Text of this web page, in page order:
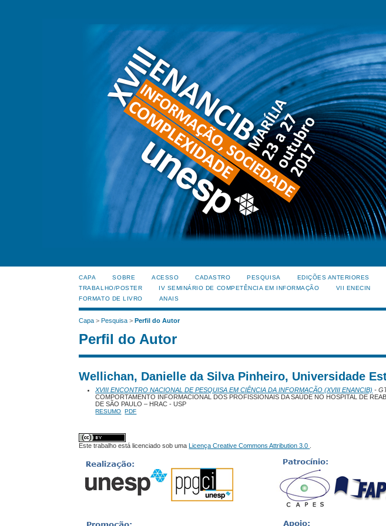
CAPA SOBRE ACESSO CADASTRO PESQUISA EDIÇÕES ANTERIORES
TRABALHO/POSTER
IV SEMINÁRIO DE COMPETÊNCIA EM INFORMAÇÃO VII ENECIN
FORMATO DE LIVRO
ANAIS
Capa >Pesquisa >Perfil do Autor
Perfil do Autor
Wellichan, Danielle da Silva Pinheiro, Universidade
XVIII ENCONTRO NACIONAL DE PESQUISA EM CIÊNCIA DA INFORMAÇÃO (XVIII ENANCIB) -
COMPORTAMENTO INFORMACIONAL DOS PROFISSIONAIS DA SAÚDE NO HOSPITAL DE
DE SÃO PAULO – HRAC - USP
RESUMO PDF
Este trabalho está licenciado sob uma Licença Creative Commons Attribution 3.0